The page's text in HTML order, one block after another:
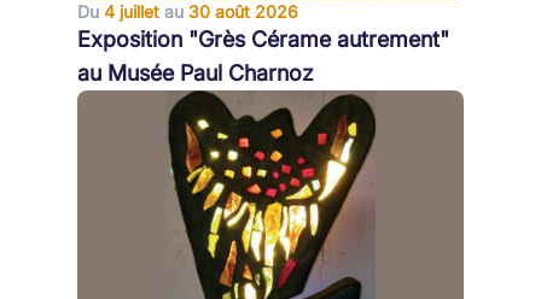
Du 4 juillet au 30 août 2026
Exposition "Grès Cérame autrement"
au Musée Paul Charnoz